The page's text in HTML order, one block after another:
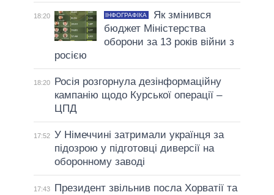
18:20 ІНФОГРАФІКА
Як змінився
бюджет Міністерства
оборони за 13 років війни з
росією
18:20
Росія розгорнула дезінформаційну
кампанію щодо Курської операції –
ЦПД
17:52 У Німеччині затримали українця за
підозрою у підготовці диверсії на
оборонному заводі
17:43
Президент звільнив посла Хорватії та